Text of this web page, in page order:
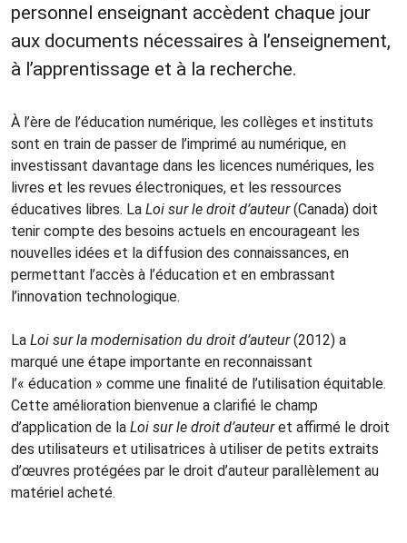
personnel enseignant accèdent chaque jour
aux documents nécessaires à l’enseignement,
à l’apprentissage et à la recherche.
À l’ère de l’éducation numérique, les collèges et instituts
sont en train de passer de l’imprimé au numérique, en
investissant davantage dans les licences numériques, les
livres et les revues électroniques, et les ressources
éducatives libres. La Loi sur le droit d’auteur(Canada) doit
tenir compte des besoins actuels en encourageant les
nouvelles idées et la diffusion des connaissances, en
permettant l’accès à l’éducation et en embrassant
l’innovation technologique.
La Loi sur la modernisation du droit d’auteur(2012) a
marqué une étape importante en reconnaissant
l’« éducation » comme une finalité de l’utilisation équitable.
Cette amélioration bienvenue a clarifié le champ
d’application de la Loi sur le droit d’auteuret affirmé le droit
des utilisateurs et utilisatrices à utiliser de petits extraits
d’œuvres protégées par le droit d’auteur parallèlement au
matériel acheté.